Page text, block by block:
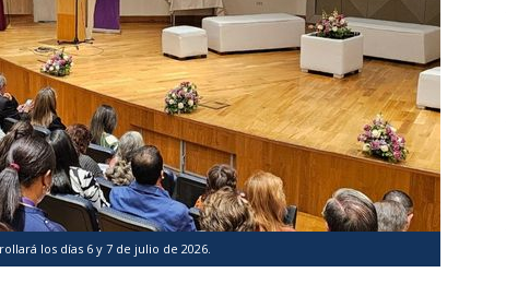
los días 6 y 7 de julio de 2026.